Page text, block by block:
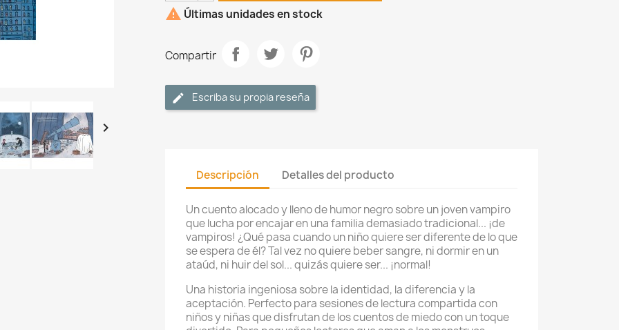

 Últimas unidades en stock
Compartir
Escriba su propia reseña
Descripción Detalles del producto
Un cuento alocado y lleno de humor negro sobre un joven vampiro
que lucha por encajar en una familia demasiado tradicional... ¡de
vampiros! ¿Qué pasa cuando un niño quiere ser diferente de lo que
se espera de él? Tal vez no quiere beber sangre, ni dormir en un
ataúd, ni huir del sol... quizás quiere ser... ¡normal!
Una historia ingeniosa sobre la identidad, la diferencia y la
aceptación. Perfecto para sesiones de lectura compartida con
niños y niñas que disfrutan de los cuentos de miedo con un toque